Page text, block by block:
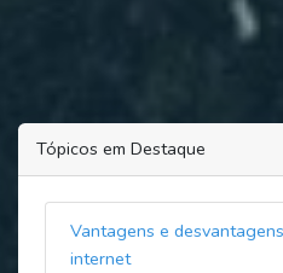
Tópicos em Destaque
Vantagens e
internet